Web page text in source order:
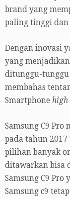
brand yang
paling tinggi dan
Dengan inovasi
yang
ditunggu-
membahas
Smartphone high
Samsung C9
pada tahun
pilihan banyak
ditawarkan bisa
Samsung C9
Samsung c9